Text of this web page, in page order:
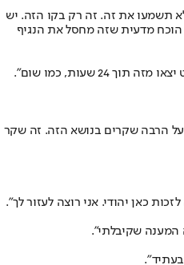
תשמעו את זה. זה רק בקו הזה. יש
הוכח מדעית שזה מחסל את הנגיף
כמו שום".
הרבה שקרים בנושא הזה. זה שקר
כאן יהודי. אני רוצה לעזור לך".
המענה שקיבלתי".